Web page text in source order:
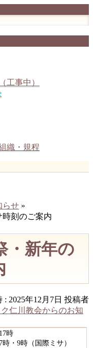
工事中）
織・規程
らせ »
刻のご案内
新年の
2025年12月7日 投稿者
仁川教会からのお知
時
・9時（国際ミサ）